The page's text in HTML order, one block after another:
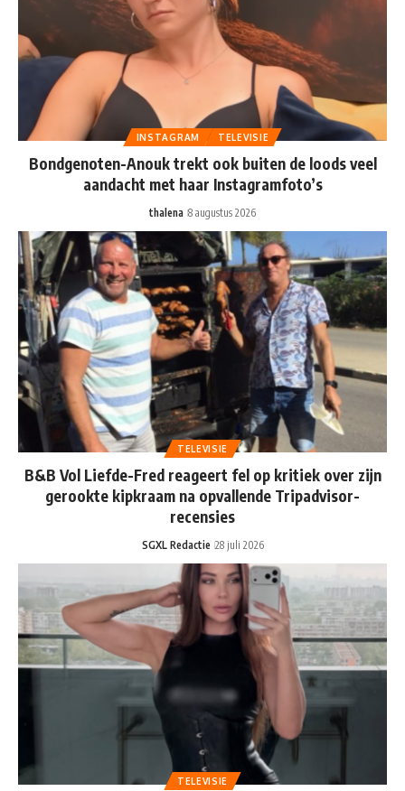
INSTAGRAM TELEVISIE
Bondgenoten-Anouk trekt ook buiten de loods veel
aandacht met haar Instagramfoto’s
thalena 8 augustus 2026
TELEVISIE
B&B Vol Liefde-Fred reageert fel op kritiek over zijn
gerookte kipkraam na opvallende Tripadvisor-
recensies
SGXL Redactie 28 juli 2026
TELEVISIE